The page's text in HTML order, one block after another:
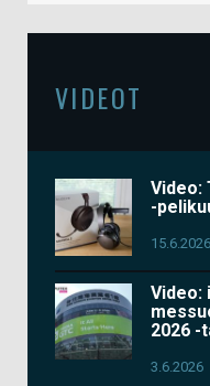
VIDEOT
Video:
-
15.6.2026
Video:
2026 -
3.6.2026